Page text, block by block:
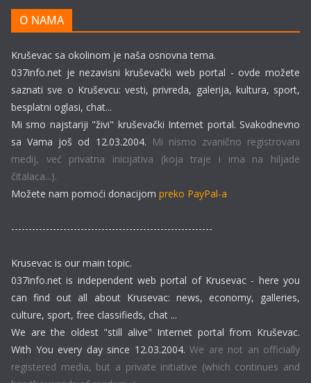
O NAMA
Kruševac sa okolinom je naša osnovna tema.
037info.net je nezavisni kruševački web portal - ovde možete
saznati sve o Kruševcu: vesti, privreda, galerija, kultura, sport,
besplatni oglasi, chat...
Mi smo najstariji "živi" kruševački Internet portal. Svakodnevno
sa Vama još od 12.03.2004. Mi nismo zvanično registrovani
medij, već privatna inicijativa (koja traje i ima na hiljade
čitalaca...).
Možete nam pomoći donacijom preko PayPal-a
----------------------------------------------------------
Krusevac is our main topic.
037info.net is independent web portal of Krusevac - here you
can find out all about Krusevac: news, economy, galleries,
culture, sport, free classifieds, chat ...
We are the oldest "still alive" Internet portal from Kruševac.
With You every day since 12.03.2004. We are not an officially
registered media, but a private initiative (which continues and